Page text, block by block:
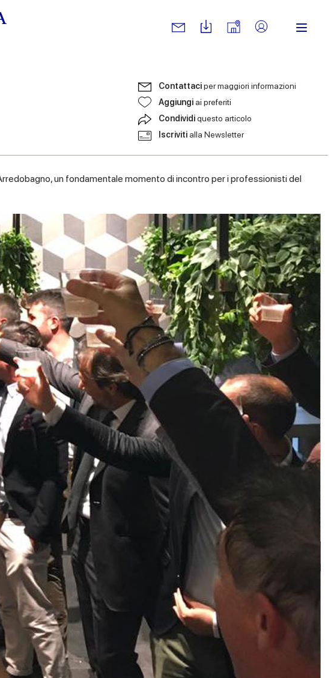
Contattaciper maggiori informazioni
Aggiungi ai preferiti
Condividiquesto articolo
Iscriviti alla Newsletter
un fondamentale momento di incontro per i professionisti del